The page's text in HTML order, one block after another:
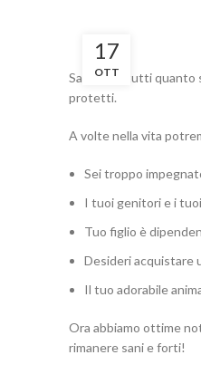
17
OTT
Sappiamo tutti quanto
protetti.
A volte nella vita
Sei troppo
I tuoi genitori e i
Tuo figlio è
Desideri acquistare
Il tuo adorabile
Ora abbiamo ottime
rimanere sani e forti!